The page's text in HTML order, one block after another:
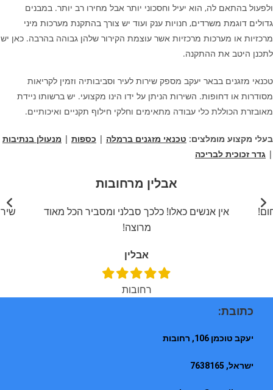
ולפעול בהתאם לה, הוא יעיל וחסכוני יותר אבל מחירו רב יותר. במבנים
גדולים דוגמת משרדים, חנויות ענק ועוד יש צורך בהתקנת מערכות מיני
מרכזיות או מערכות מרכזיות אשר עוצמת הקירור שלהן גבוהה בהרבה. כאן יש
לתכנן היטב את ההתקנה.
טכנאי מזגנים בבאר יעקב מספק שירות לעיר וסביבותיה וזמין לקריאות
מסודרות או דחופות. השירות הניתן על ידו הינו מקצועי. יש ברשותו ניידת
מאובזרת הכוללת כלי עבודה מתאימים וחלקי חילוף תקניים ואיכותיים.
בעלי מקצוע מומלצים: טכנאי מזגנים ברמלה | כספות | מנעולן בנתיבות
| גדר זכוכית לבריכה
אבלין מרחובות
אין אנשים כאלו! כלכך סבלני ומסביר הכל מאוד
מרוצה!
אבלין
רחובות
כתובת:
יעקב טוכמן 106, רחובות
ישראל, 7638165